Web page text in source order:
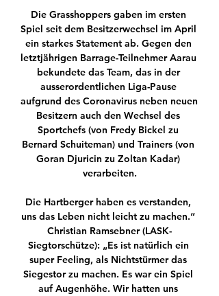
Die Grasshoppers gaben im ersten
Spiel seit dem Besitzerwechsel im April
ein starkes Statement ab. Gegen den
letztjährigen Barrage-Teilnehmer Aarau
bekundete das Team, das in der
ausserordentlichen Liga-Pause
aufgrund des Coronavirus neben neuen
Besitzern auch den Wechsel des
Sportchefs (von Fredy Bickel zu
Bernard Schuiteman) und Trainers (von
Goran Djuricin zu Zoltan Kadar)
verarbeiten.
Die Hartberger haben es verstanden,
uns das Leben nicht leicht zu machen.“
Christian Ramsebner (LASK-
Siegtorschütze): „Es ist natürlich ein
super Feeling, als Nichtstürmer das
Siegestor zu machen. Es war ein Spiel
auf Augenhöhe. Wir hatten uns